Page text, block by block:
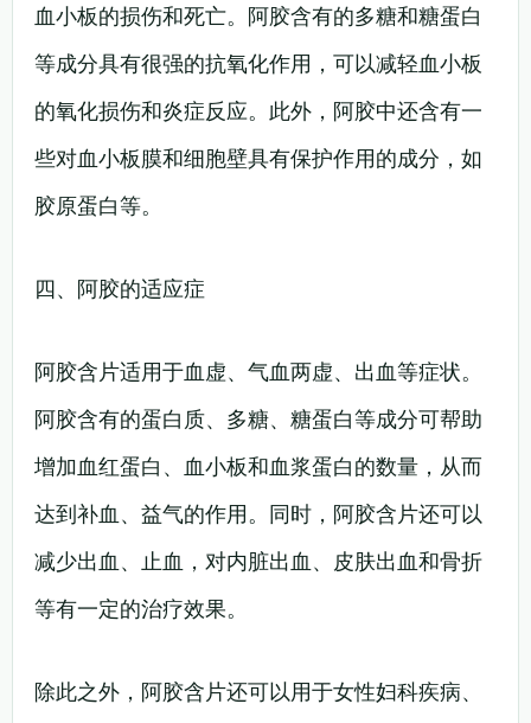
血小板的损伤和死亡。阿胶含有的多糖和糖蛋白
等成分具有很强的抗氧化作用，可以减轻血小板
的氧化损伤和炎症反应。此外，阿胶中还含有一
些对血小板膜和细胞壁具有保护作用的成分，如
胶原蛋白等。
四、阿胶的适应症
阿胶含片适用于血虚、气血两虚、出血等症状。
阿胶含有的蛋白质、多糖、糖蛋白等成分可帮助
增加血红蛋白、血小板和血浆蛋白的数量，从而
达到补血、益气的作用。同时，阿胶含片还可以
减少出血、止血，对内脏出血、皮肤出血和骨折
等有一定的治疗效果。
除此之外，阿胶含片还可以用于女性妇科疾病、